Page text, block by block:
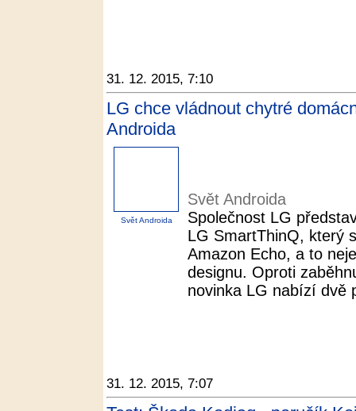
31. 12. 2015, 7:10
LG chce vládnout chytré
Androida
Svět Androida
Svět Androida
Společnost LG
LG SmartThinQ, který
Amazon Echo, a to
designu. Oproti
novinka LG nabízí dvě
31. 12. 2015, 7:07